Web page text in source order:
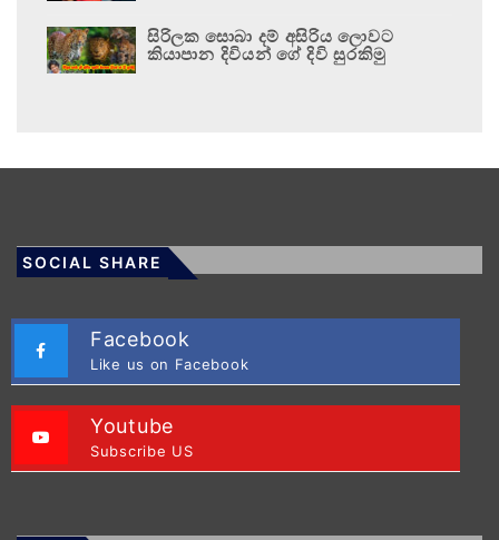
සිරිලක සොබා දම් අසිරිය ලොවට
කියාපාන දිවියන් ගේ දිවි සුරකිමු
SOCIAL SHARE
Facebook
Like us on Facebook
Youtube
Subscribe US